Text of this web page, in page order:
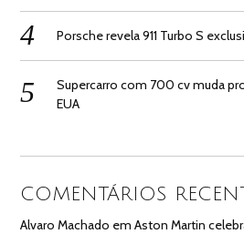
Porsche revela 911 Turbo S
Supercarro com 700 cv muda
EUA
COMENTÁRIOS
Alvaro Machado emAston Martin